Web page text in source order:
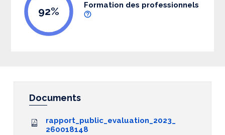
92% Formation des professionnels
Documents
rapport_public_evaluation_2023_
260018148